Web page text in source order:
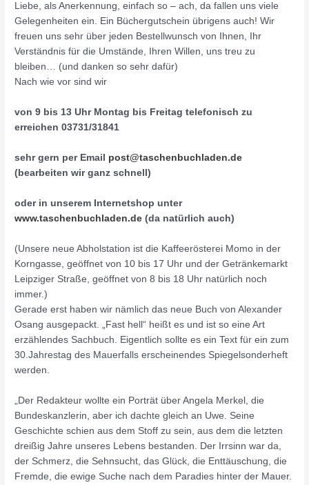
Liebe, als Anerkennung, einfach so – ach, da fallen uns viele
Gelegenheiten ein. Ein Büchergutschein übrigens auch! Wir
freuen uns sehr über jeden Bestellwunsch von Ihnen, Ihr
Verständnis für die Umstände, Ihren Willen, uns treu zu
bleiben… (und danken so sehr dafür)
Nach wie vor sind wir
von 9 bis 13 Uhr Montag bis Freitagtelefonisch zu
erreichen 03731/31841
sehr gern per Email post@taschenbuchladen.de
(bearbeiten wir ganz schnell)
oder in unserem Internetshop unter
www.taschenbuchladen.de (da natürlich auch)
(Unsere neue Abholstation ist die Kaffeerösterei Momo in der
Korngasse, geöffnet von 10 bis 17 Uhr und der Getränkemarkt
Leipziger Straße, geöffnet von 8 bis 18 Uhr natürlich noch
immer.)
Gerade erst haben wir nämlich das neue Buch von Alexander
Osang ausgepackt. „Fast hell“ heißt es und ist so eine Art
erzählendes Sachbuch. Eigentlich sollte es ein Text für ein zum
30.Jahrestag des Mauerfalls erscheinendes Spiegelsonderheft
werden.
„Der Redakteur wollte ein Porträt über Angela Merkel, die
Bundeskanzlerin, aber ich dachte gleich an Uwe. Seine
Geschichte schien aus dem Stoff zu sein, aus dem die letzten
dreißig Jahre unseres Lebens bestanden. Der Irrsinn war da,
der Schmerz, die Sehnsucht, das Glück, die Enttäuschung, die
Fremde, die ewige Suche nach dem Paradies hinter der Mauer.